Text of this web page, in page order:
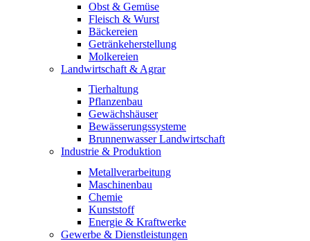
Obst & Gemüse
Fleisch & Wurst
Bäckereien
Getränkeherstellung
Molkereien
Landwirtschaft & Agrar
Tierhaltung
Pflanzenbau
Gewächshäuser
Bewässerungssysteme
Brunnenwasser Landwirtschaft
Industrie & Produktion
Metallverarbeitung
Maschinenbau
Chemie
Kunststoff
Energie & Kraftwerke
Gewerbe & Dienstleistungen